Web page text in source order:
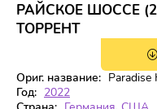
РАЙСКОЕ ШОССЕ
ТОРРЕНТ
5,827
Ориг. название:
Год: 2022